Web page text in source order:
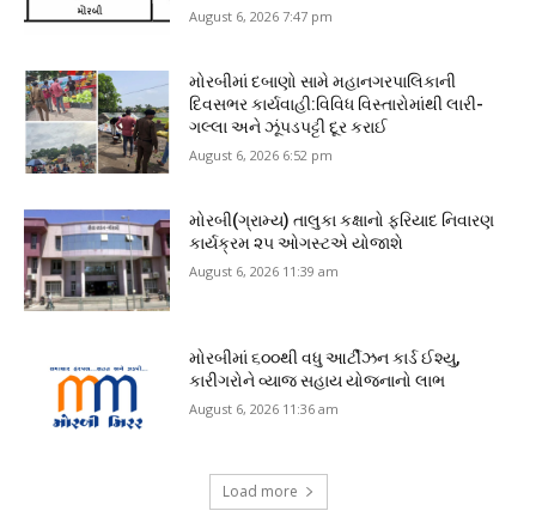
August 6, 2026 7:47 pm
મોરબીમાં દબાણો સામે મહાનગરપાલિકાની
દિવસભર કાર્યવાહી:વિવિધ વિસ્તારોમાંથી લારી-
ગલ્લા અને ઝૂંપડપટ્ટી દૂર કરાઈ
August 6, 2026 6:52 pm
મોરબી(ગ્રામ્ય) તાલુકા કક્ષાનો ફરિયાદ નિવારણ
કાર્યક્રમ ૨૫ ઓગસ્ટએ યોજાશે
August 6, 2026 11:39 am
મોરબીમાં ૬૦૦થી વધુ આર્ટીઝન કાર્ડ ઈશ્યુ,
કારીગરોને વ્યાજ સહાય યોજનાનો લાભ
August 6, 2026 11:36 am
Load more